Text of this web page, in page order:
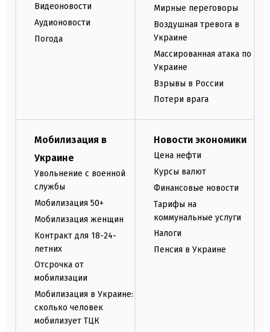
Видеоновости
Аудионовости
Погода
Мирные переговоры
Воздушная тревога в
Украине
Массированная атака по
Украине
Взрывы в России
Потери врага
Мобилизация в
Украине
Увольнение с военной
службы
Мобилизация 50+
Мобилизация женщин
Контракт для 18-24-
летних
Отсрочка от
мобилизации
Мобилизация в Украине:
сколько человек
мобилизует ТЦК
Новости экономики
Цена нефти
Курсы валют
Финансовые новости
Тарифы на
коммунальные услуги
Налоги
Пенсия в Украине